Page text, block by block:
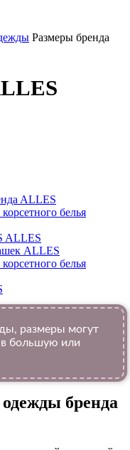
Размеры бренда
ALLES
белья
ALLES
ALLES
белья
размеры могут
в большую или
брендa